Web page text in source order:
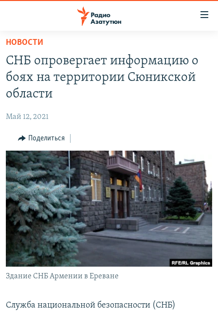
Перейти
основному
содержанию
Перейти
основной
Перейти
поиску
НОВОСТИ
ПОЛИТИКА
ЭКОНОМИКА
РЕГИОН
НАГОРНЫЙ КАРАБАХ
КУЛЬТУРА
СПОРТ
АРХИВ
Հայերեն
English
Русский
Все сайты Радио Азатутюн
НОВОСТИ
СНБ опровергает информацию о
боях на территории Сюникской
области
Май 12, 2021
Поделиться
Здание СНБ Армении в Ереване
Служба национальной безопасности (СНБ)